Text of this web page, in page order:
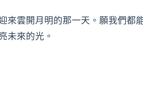
來雲開月明的那一天。願我們都
未來的光。